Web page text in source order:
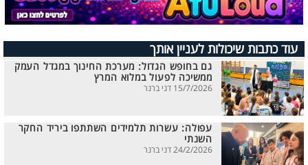
עוד כתבות שיכולות לעניין אותך
גם בחופש הגדול: מערכת החינוך במגדל העמק
ממשיכה לפעול במלוא המרץ
15/7/2026 דני ברנר
עפולה: עשרות תלמידים השתתפו ביריד החקר
השנתי
24/2/2026 דני ברנר